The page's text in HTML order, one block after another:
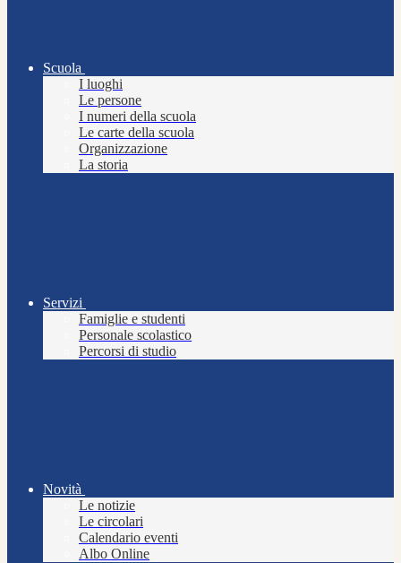
Scuola
I luoghi
Le persone
I numeri della scuola
Le carte della scuola
Organizzazione
La storia
Servizi
Famiglie e studenti
Personale scolastico
Percorsi di studio
Novità
Le notizie
Le circolari
Calendario eventi
Albo Online